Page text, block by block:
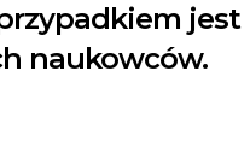
naukowców.